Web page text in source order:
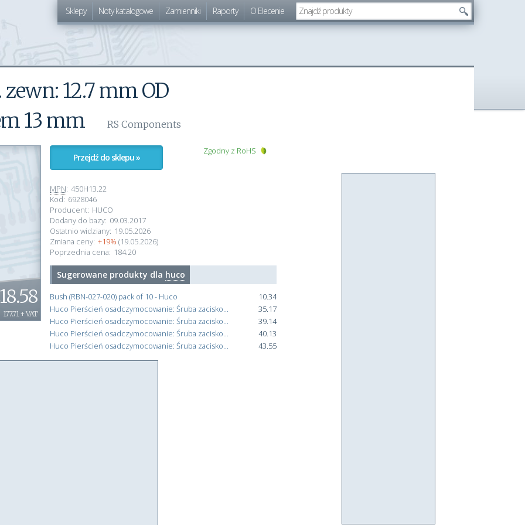
Sklepy Noty katalogowe Zamienniki Raporty O Elecenie
12.7 mm OD
13 mm
RS Components
177.71 + VAT
Przejdź do sklepu »
Zgodny z RoHS
MPN: 450H13.22
Kod: 6928046
Producent: HUCO
Dodany do bazy: 09.03.2017
Ostatnio widziany: 19.05.2026
Zmiana ceny: +19% (19.05.2026)
Poprzednia cena: 184.20
Sugerowane produkty dla huco
Bush (RBN-027-020) pack of 10 - Huco
10.34
35.17
39.14
40.13
43.55